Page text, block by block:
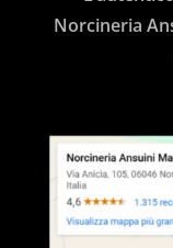
Norcineria